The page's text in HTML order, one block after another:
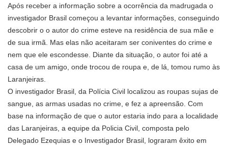
Após receber a informação sobre a ocorrência da madrugada o
investigador Brasil começou a levantar informações, conseguindo
descobrir o o autor do crime esteve na residência de sua mãe e
de sua irmã. Mas elas não aceitaram ser coniventes do crime e
nem que ele escondesse. Diante da situação, o autor foi até a
casa de um amigo, onde trocou de roupa e, de lá, tomou rumo às
Laranjeiras.
O investigador Brasil, da Polícia Civil localizou as roupas sujas de
sangue, as armas usadas no crime, e fez a apreensão. Com
base na informação de que o autor estaria indo para a localidade
das Laranjeiras, a equipe da Policia Civil, composta pelo
Delegado Ezequias e o Investigador Brasil, lograram êxito em